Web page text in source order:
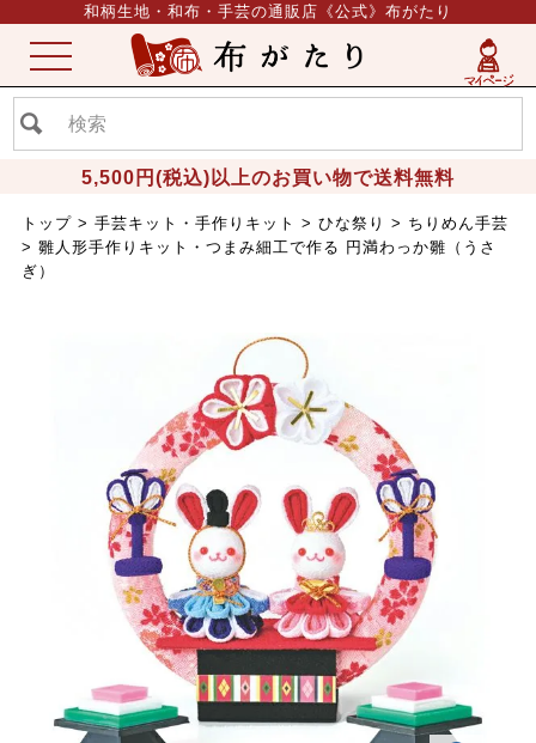
和柄生地・和布・手芸の通販店《公式》布がたり
5,500円(税込)以上のお買い物で送料無料
ME
NU
トップ 手芸キット・手作りキット ひな祭り
ちりめん手芸
雛人形手作りキット・つまみ細工で作る 円満わっか雛（うさ
ぎ）